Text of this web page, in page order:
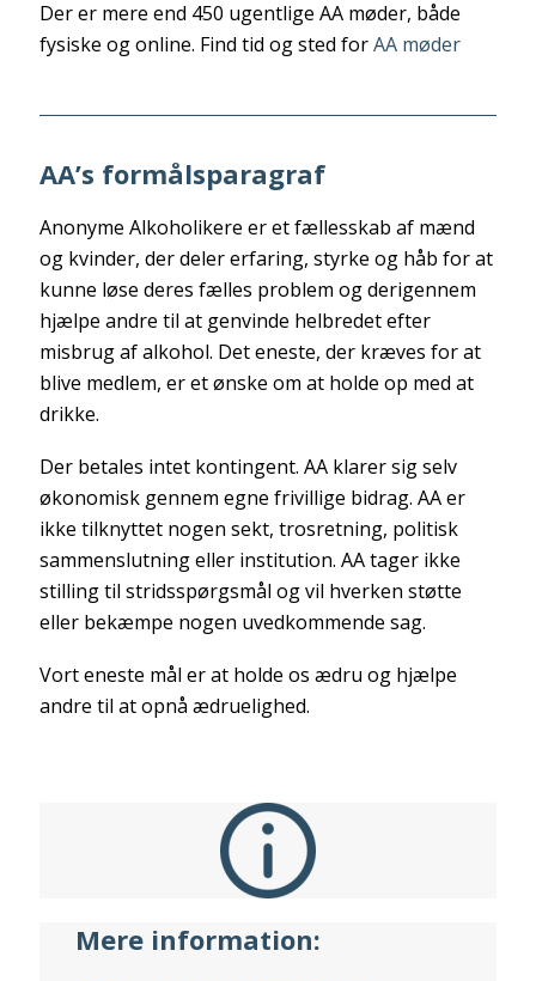
Der er mere end 450 ugentlige AA møder, både
fysiske og online. Find tid og sted forAA møder
AA’s formålsparagraf
Anonyme Alkoholikere er et fællesskab af mænd
og kvinder, der deler erfaring, styrke og håb for at
kunne løse deres fælles problem og derigennem
hjælpe andre til at genvinde helbredet efter
misbrug af alkohol. Det eneste, der kræves for at
blive medlem, er et ønske om at holde op med at
drikke.
Der betales intet kontingent. AA klarer sig selv
økonomisk gennem egne frivillige bidrag. AA er
ikke tilknyttet nogen sekt, trosretning, politisk
sammenslutning eller institution. AA tager ikke
stilling til stridsspørgsmål og vil hverken støtte
eller bekæmpe nogen uvedkommende sag.
Vort eneste mål er at holde os ædru og hjælpe
andre til at opnå ædruelighed.
Mere information: